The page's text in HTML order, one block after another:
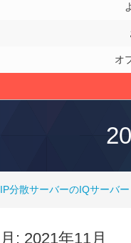
オ
IP分散サーバーのIQサーバー
月: 2021年11月